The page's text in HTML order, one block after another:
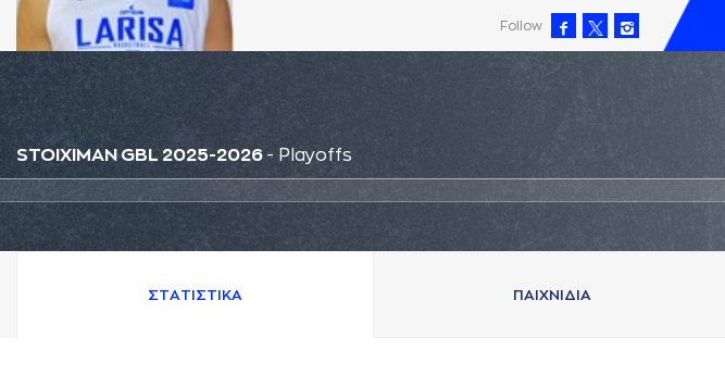
Follow
STOIXIMAN GBL 2025-2026 - Playoffs
ΣΤAΤΙΣΤΙΚA ΠAΙΧΝΙΔΙA